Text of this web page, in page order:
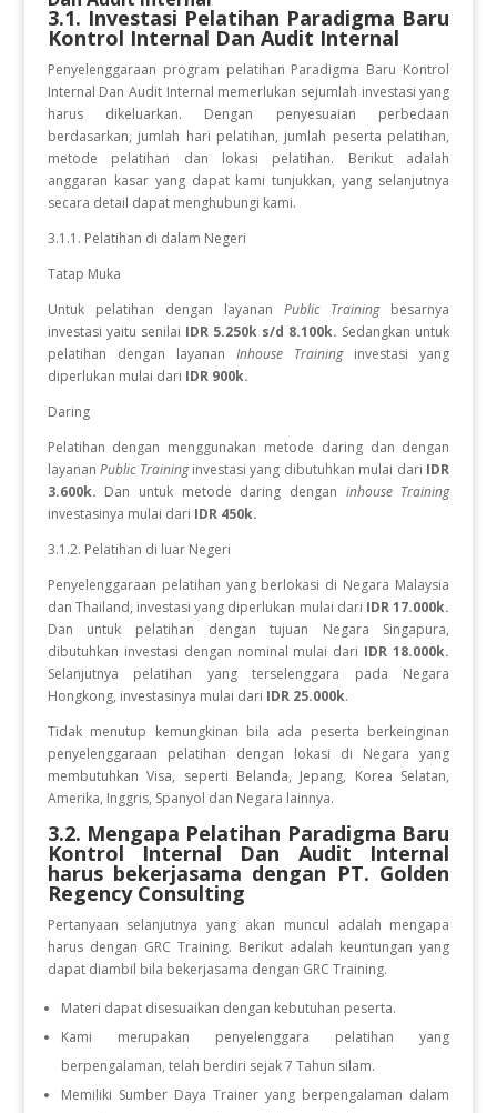
3.1. Investasi Pelatihan Paradigma Baru
Kontrol Internal Dan Audit Internal
Penyelenggaraan program pelatihan Paradigma Baru Kontrol
Internal Dan Audit Internal memerlukan sejumlah investasi yang
harus dikeluarkan. Dengan penyesuaian perbedaan
berdasarkan, jumlah hari pelatihan, jumlah peserta pelatihan,
metode pelatihan dan lokasi pelatihan. Berikut adalah
anggaran kasar yang dapat kami tunjukkan, yang selanjutnya
secara detail dapat menghubungi kami.
3.1.1. Pelatihan di dalam Negeri
Tatap Muka
Untuk pelatihan dengan layanan Public Trainingbesarnya
investasi yaitu senilai IDR 5.250k s/d 8.100k. Sedangkan untuk
pelatihan dengan layanan Inhouse Training investasi yang
diperlukan mulai dari IDR 900k.
Daring
Pelatihan dengan menggunakan metode daring dan dengan
layananPublic Traininginvestasi yang dibutuhkan mulai dari IDR
3.600k. Dan untuk metode daring dengan inhouse Training
investasinya mulai dari IDR 450k.
3.1.2. Pelatihan di luar Negeri
Penyelenggaraan pelatihan yang berlokasi di Negara Malaysia
dan Thailand, investasi yang diperlukan mulai dari IDR 17.000k.
Dan
untuk pelatihan dengan tujuan Negara
Singapura,
dibutuhkan investasi dengan nominal mulai dari IDR 18.000k.
Selanjutnya pelatihan yang terselenggara pada Negara
Hongkong, investasinya mulai dari IDR 25.000k.
Tidak menutup kemungkinan bila ada peserta berkeinginan
penyelenggaraan pelatihan dengan lokasi di Negara yang
membutuhkan Visa, seperti Belanda, Jepang, Korea Selatan,
Amerika, Inggris, Spanyol dan Negara lainnya.
3.2. Mengapa Pelatihan Paradigma Baru
Kontrol Internal Dan Audit Internal
harus bekerjasama dengan PT. Golden
Regency Consulting
Pertanyaan selanjutnya yang akan muncul adalah mengapa
harus dengan GRC Training. Berikut adalah keuntungan yang
dapat diambil bila bekerjasama dengan GRC Training.
Materi dapat disesuaikan dengan kebutuhan peserta.
Kami merupakan penyelenggara pelatihan yang
berpengalaman, telah berdiri sejak 7 Tahun silam.
Memiliki Sumber Daya Trainer yang berpengalaman dalam